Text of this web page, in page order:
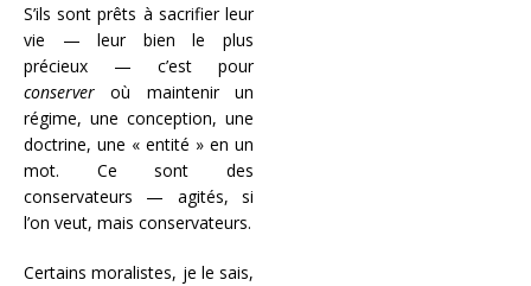
S’ils sont prêts à sacrifier leur
vie — leur bien le plus
précieux — c’est pour
conserver où maintenir un
régime, une conception, une
doctrine, une « entité » en un
mot. Ce sont des
conservateurs — agités, si
l’on veut, mais conservateurs.
Certains moralistes, je le sais,